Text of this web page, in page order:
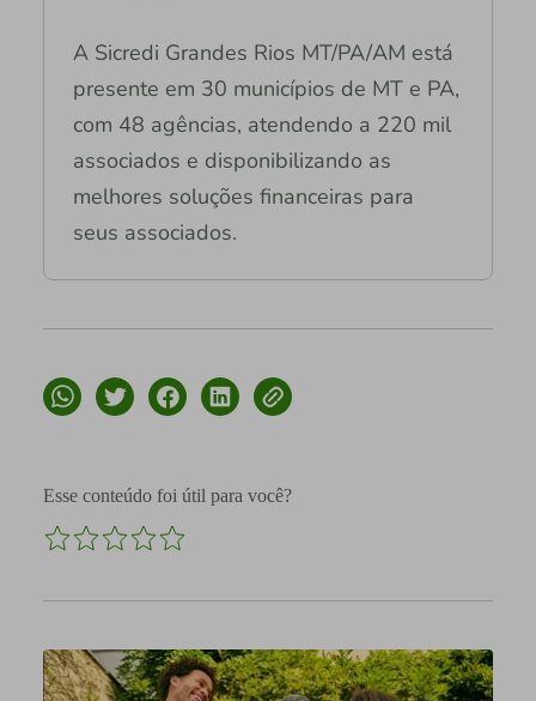
A Sicredi Grandes Rios MT/PA/AM está
presente em 30 municípios de MT e PA,
com 48 agências, atendendo a 220 mil
associados e disponibilizando as
melhores soluções financeiras para
seus associados.
Esse conteúdo foi útil para você?